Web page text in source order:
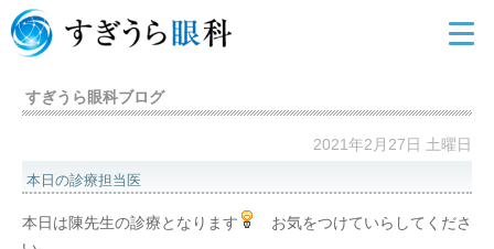
すぎうら眼科ブログ
2021年2月27日 土曜日
本日の診療担当医
本日は陳先生の診療となります
お気をつけていらしてくださ